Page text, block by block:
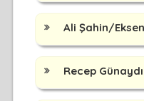
Ali Şahin/
Recep